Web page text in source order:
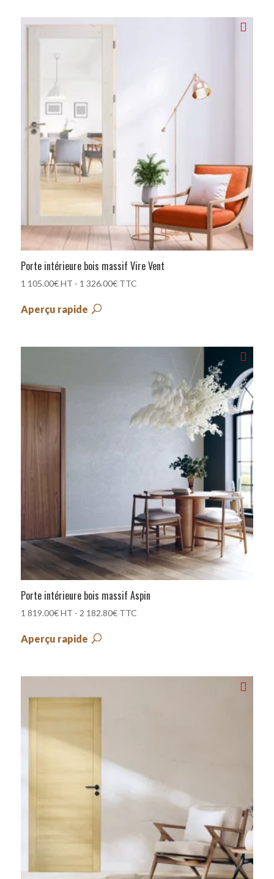
Porte intérieure bois massif Vire Vent
1 105.00€ HT - 1 326.00€TTC
Aperçu rapide
Porte intérieure bois massif Aspin
1 819.00€ HT - 2 182.80€TTC
Aperçu rapide